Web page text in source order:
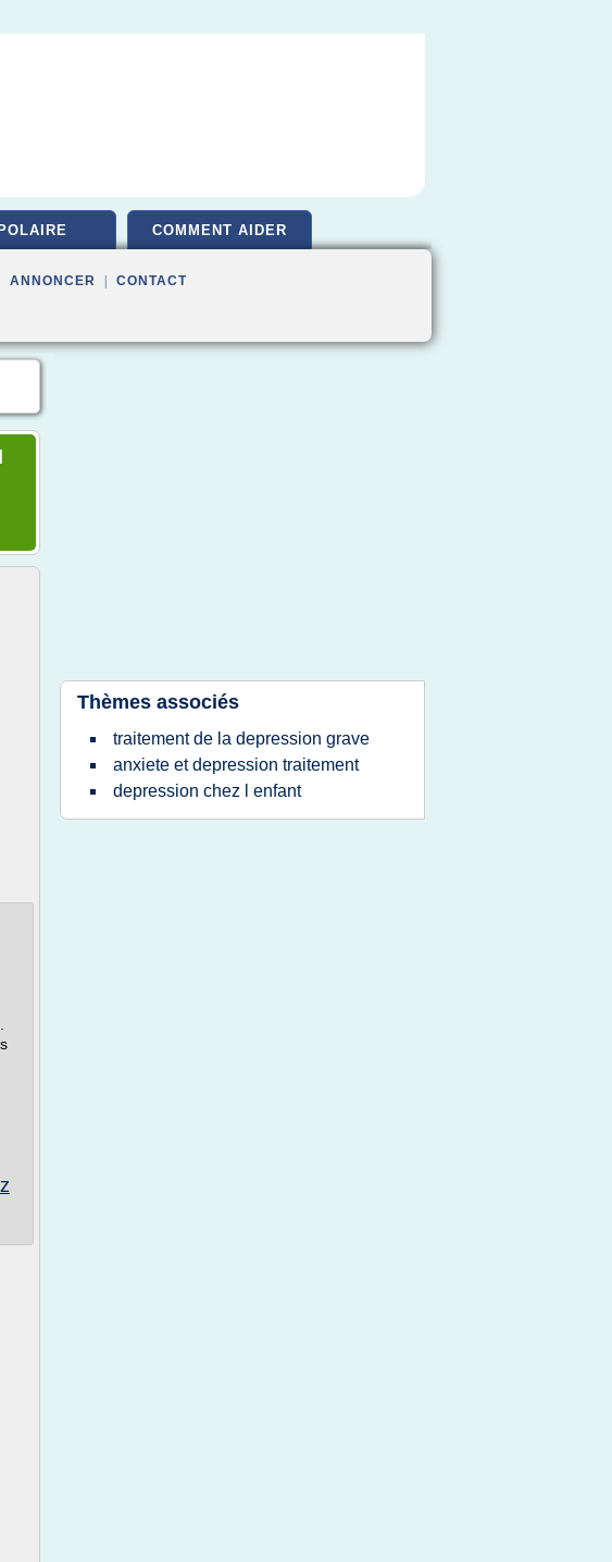
COMMENT AIDER
ANNONCER CONTACT
Thèmes associés
traitement de la depression grave
anxiete et depression traitement
depression chez l enfant